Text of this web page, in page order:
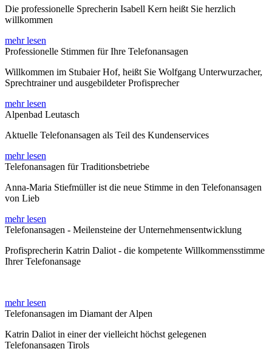
Die professionelle Sprecherin Isabell Kern heißt Sie herzlich
willkommen
mehr lesen
Professionelle Stimmen für Ihre Telefonansagen
Willkommen im Stubaier Hof, heißt Sie Wolfgang Unterwurzacher,
Sprechtrainer und ausgebildeter Profisprecher
mehr lesen
Alpenbad Leutasch
Aktuelle Telefonansagen als Teil des Kundenservices
mehr lesen
Telefonansagen für Traditionsbetriebe
Anna-Maria Stiefmüller ist die neue Stimme in den Telefonansagen
von Lieb
mehr lesen
Telefonansagen - Meilensteine der Unternehmensentwicklung
Profisprecherin Katrin Daliot - die kompetente Willkommensstimme
Ihrer Telefonansage
mehr lesen
Telefonansagen im Diamant der Alpen
Katrin Daliot in einer der vielleicht höchst gelegenen
Telefonansagen Tirols